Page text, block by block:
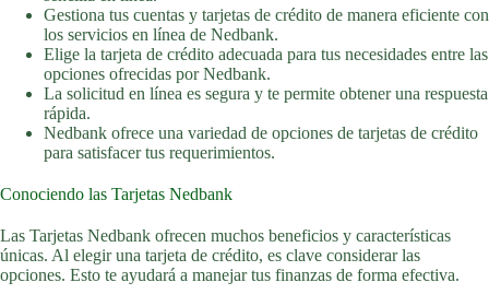
Gestiona tus cuentas y tarjetas de crédito de manera eficiente con
los servicios en línea de Nedbank.
Elige la tarjeta de crédito adecuada para tus necesidades entre las
opciones ofrecidas por Nedbank.
La solicitud en línea es segura y te permite obtener una respuesta
rápida.
Nedbank ofrece una variedad de opciones de tarjetas de crédito
para satisfacer tus requerimientos.
Conociendo las Tarjetas Nedbank
Las Tarjetas Nedbank ofrecen muchos beneficios y características
únicas. Al elegir una tarjeta de crédito, es clave considerar las
opciones. Esto te ayudará a manejar tus finanzas de forma efectiva.